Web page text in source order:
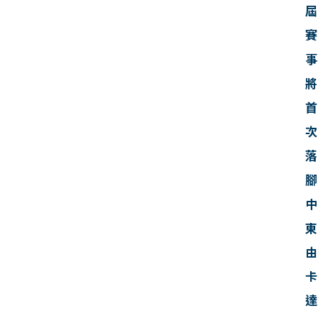
賽
事
將
首
次
落
腳
中
由
卡
達